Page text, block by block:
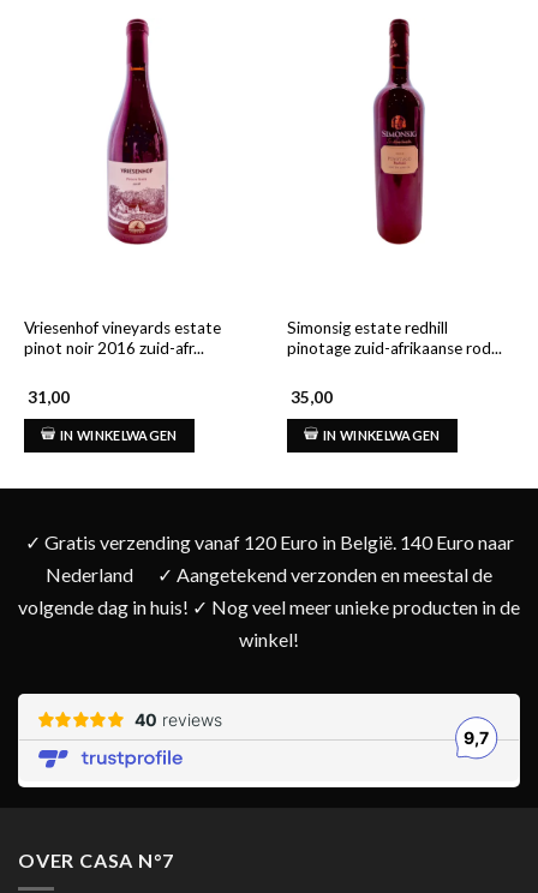
Vriesenhof vineyards estate
pinot noir 2016 zuid-afr...
31,00
IN WINKELWAGEN
Simonsig estate redhill
pinotage zuid-afrikaanse rod...
35,00
IN WINKELWAGEN
✓ Gratis verzending vanaf 120 Euro in België. 140 Euro naar
Nederland
✓ Aangetekend verzonden en meestal de
volgende dag in huis! ✓ Nog veel meer unieke producten in de
winkel!
OVER CASA N°7